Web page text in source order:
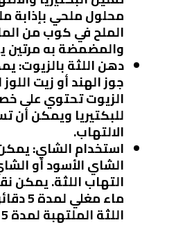
محلول ملحي بإذابة
الملح في كوب من
والمضمضة به مرتين
دهن اللثة بالزيوت:
جوز الهند أو زيت
الزيوت تحتوي على
للبكتيريا ويمكن أن
الالتهاب.
استخدام الشاي:
الشاي الأسود أو
التهاب اللثة.
ماء
اللثة الملتهبة لمدة 5 دقائق.